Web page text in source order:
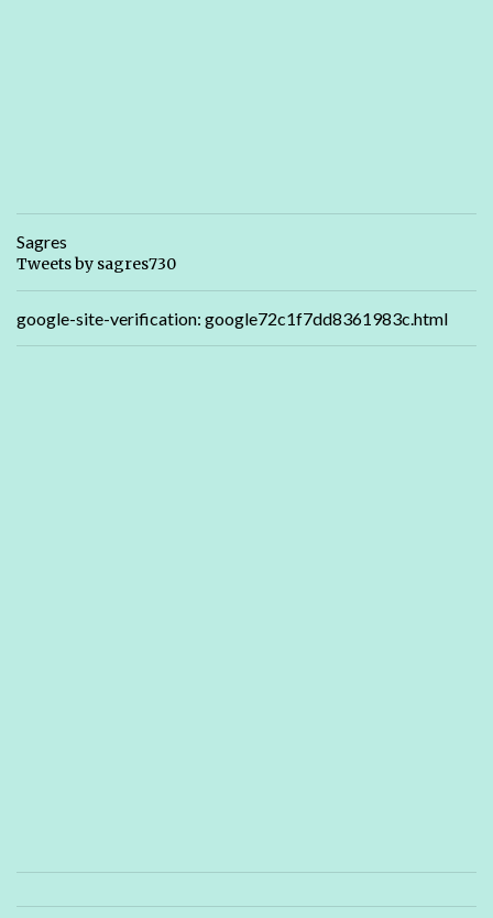
Sagres
Tweets by sagres730
google-site-verification: google72c1f7dd8361983c.html